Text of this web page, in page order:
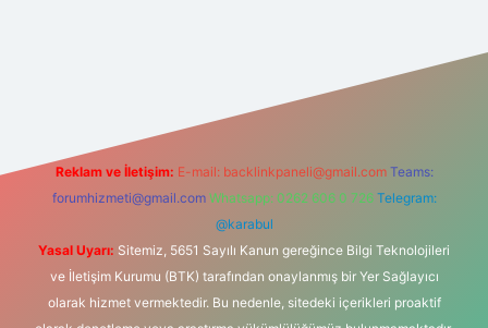
Reklam ve İletişim: E-mail: backlinkpaneli@gmail.com Teams:
forumhizmeti@gmail.com Whatsapp: 0262 606 0 726 Telegram:
@karabul
Yasal Uyarı: Sitemiz, 5651 Sayılı Kanun gereğince Bilgi Teknolojileri
ve İletişim Kurumu (BTK) tarafından onaylanmış bir Yer Sağlayıcı
olarak hizmet vermektedir. Bu nedenle, sitedeki içerikleri proaktif